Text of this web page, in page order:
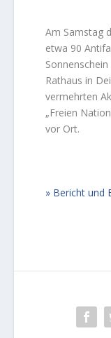
Am Samstag
etwa 90
Rathaus in
vermehrten
„Freien
vor Ort.
Bericht und